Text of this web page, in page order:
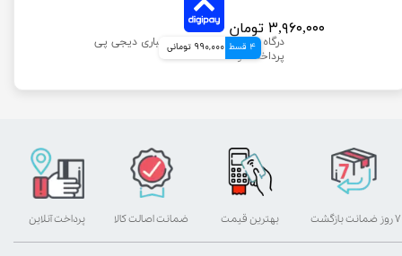
۳,۹۶۰,۰۰۰ تومان
4 قسط 990,000 تومانی
بهترین قیمت پرداخت آنلاین ۷ روز ضمانت بازگشت ضمانت اصالت کالا